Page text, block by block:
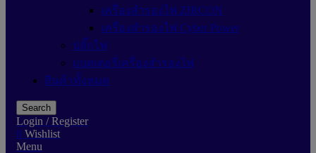
เครื่องสำรองไฟ ZIRCON
เครื่องสำรองไฟ Cyber Power
ปลั๊กไฟ
แบตเตอรี่เครื่องสำรองไฟ
สินค้าทั้งหมด
Search
Login / Register
0 Wishlist
Menu